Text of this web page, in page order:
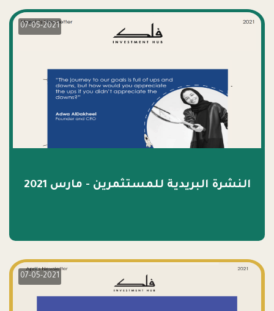
07-05-2021
النشرة البريدية للمستثمرين - مارس 2021
07-05-2021